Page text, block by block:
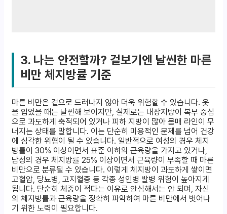
3. 나는 안전할까? 겉보기엔 날씬한 마른
비만 체지방률 기준
마른 비만은 겉으로 드러나지 않아 더욱 위험할 수 있습니다. 옷
을 입었을 때는 날씬해 보이지만, 실제로는 내장지방이 복부 중심
으로 과도하게 축적되어 있거나 피하 지방이 많아 몸매 라인이 무
너지는 상태를 말합니다. 이는 단순히 미용적인 문제를 넘어 건강
에 심각한 위협이 될 수 있습니다. 일반적으로 여성의 경우 체지
방률이 30% 이상이면서 표준 이하의 근육량을 가지고 있거나,
남성의 경우 체지방률 25% 이상이면서 근육량이 부족할 때 마른
비만으로 분류될 수 있습니다. 이렇게 체지방이 과도하게 쌓이면
고혈압, 당뇨병, 고지혈증 등 각종 성인병 발병 위험이 높아지게
됩니다. 단순히 체중이 적다는 이유로 안심해서는 안 되며, 자신
의 체지방률과 근육량을 정확히 파악하여 마른 비만에서 벗어나
기 위한 노력이 필요합니다.